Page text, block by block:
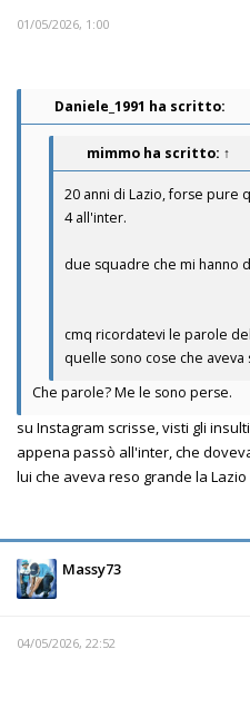
01/05/2026, 1:00
Daniele_1991 ha scritto:
mimmo ha scritto: ↑
20 anni di Lazio, forse pure
4 all'inter.
due squadre che mi hanno
cmq ricordatevi le parole
quelle sono cose che
Che parole? Me le sono perse.
su Instagram scrisse, visti gli
appena passò all'inter, che
lui che aveva reso grande la
Massy73
04/05/2026, 22:52